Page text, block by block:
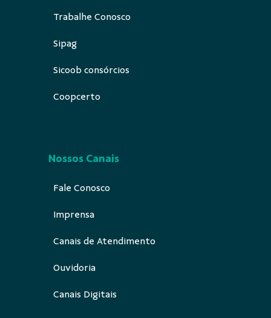
Trabalhe Conosco
Sipag
Sicoob consórcios
Coopcerto
Nossos Canais
Fale Conosco
Imprensa
Canais de Atendimento
Ouvidoria
Canais Digitais